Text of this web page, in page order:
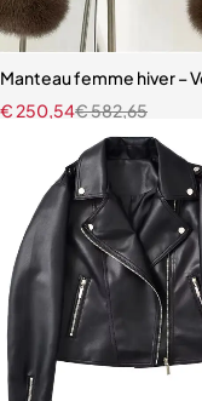
Manteau femme hiver –
€582,65
€250,54